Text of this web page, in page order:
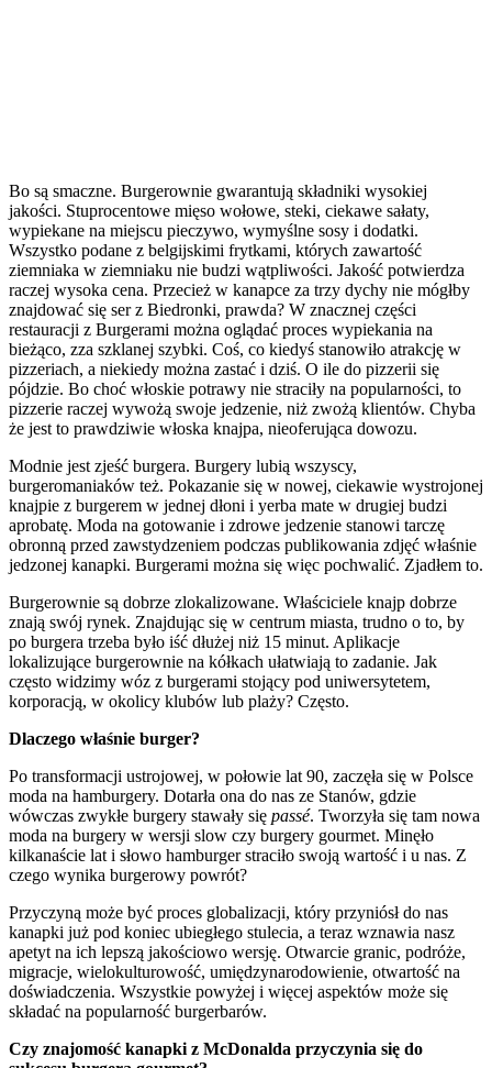
Bo są smaczne. Burgerownie gwarantują składniki wysokiej
jakości. Stuprocentowe mięso wołowe, steki, ciekawe sałaty,
wypiekane na miejscu pieczywo, wymyślne sosy i dodatki.
Wszystko podane z belgijskimi frytkami, których zawartość
ziemniaka w ziemniaku nie budzi wątpliwości. Jakość potwierdza
raczej wysoka cena. Przecież w kanapce za trzy dychy nie mógłby
znajdować się ser z Biedronki, prawda? W znacznej części
restauracji z Burgerami można oglądać proces wypiekania na
bieżąco, zza szklanej szybki. Coś, co kiedyś stanowiło atrakcję w
pizzeriach, a niekiedy można zastać i dziś. O ile do pizzerii się
pójdzie. Bo choć włoskie potrawy nie straciły na popularności, to
pizzerie raczej wywożą swoje jedzenie, niż zwożą klientów. Chyba
że jest to prawdziwie włoska knajpa, nieoferująca dowozu.
Modnie jest zjeść burgera. Burgery lubią wszyscy,
burgeromaniaków też. Pokazanie się w nowej, ciekawie wystrojonej
knajpie z burgerem w jednej dłoni i yerba mate w drugiej budzi
aprobatę. Moda na gotowanie i zdrowe jedzenie stanowi tarczę
obronną przed zawstydzeniem podczas publikowania zdjęć właśnie
jedzonej kanapki. Burgerami można się więc pochwalić. Zjadłem to.
Burgerownie są dobrze zlokalizowane. Właściciele knajp dobrze
znają swój rynek. Znajdując się w centrum miasta, trudno o to, by
po burgera trzeba było iść dłużej niż 15 minut. Aplikacje
lokalizujące burgerownie na kółkach ułatwiają to zadanie. Jak
często widzimy wóz z burgerami stojący pod uniwersytetem,
korporacją, w okolicy klubów lub plaży? Często.
Dlaczego właśnie burger?
Po transformacji ustrojowej, w połowie lat 90, zaczęła się w Polsce
moda na hamburgery. Dotarła ona do nas ze Stanów, gdzie
wówczas zwykłe burgery stawały się passé. Tworzyła się tam nowa
moda na burgery w wersji slow czy burgery gourmet. Minęło
kilkanaście lat i słowo hamburger straciło swoją wartość i u nas. Z
czego wynika burgerowy powrót?
Przyczyną może być proces globalizacji, który przyniósł do nas
kanapki już pod koniec ubiegłego stulecia, a teraz wznawia nasz
apetyt na ich lepszą jakościowo wersję. Otwarcie granic, podróże,
migracje, wielokulturowość, umiędzynarodowienie, otwartość na
doświadczenia. Wszystkie powyżej i więcej aspektów może się
składać na popularność burgerbarów.
Czy znajomość kanapki z McDonalda przyczynia się do